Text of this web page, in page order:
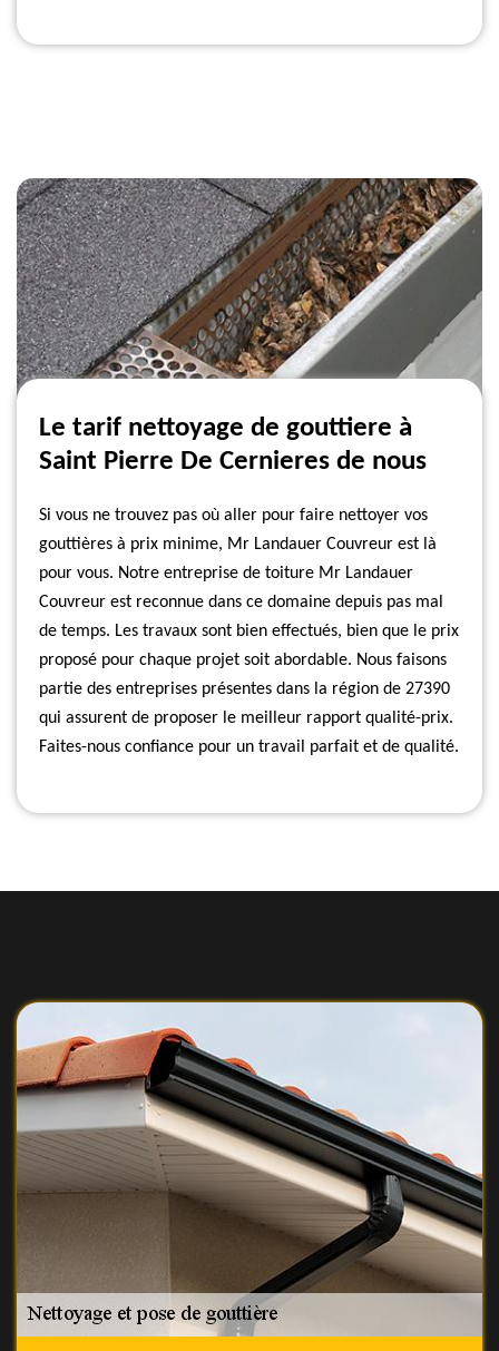
Le tarif nettoyage de gouttiere à
Saint Pierre De Cernieres de nous
Si vous ne trouvez pas où aller pour faire nettoyer vos
gouttières à prix minime, Mr Landauer Couvreur est là
pour vous. Notre entreprise de toiture Mr Landauer
Couvreur est reconnue dans ce domaine depuis pas mal
de temps. Les travaux sont bien effectués, bien que le prix
proposé pour chaque projet soit abordable. Nous faisons
partie des entreprises présentes dans la région de 27390
qui assurent de proposer le meilleur rapport qualité-prix.
Faites-nous confiance pour un travail parfait et de qualité.